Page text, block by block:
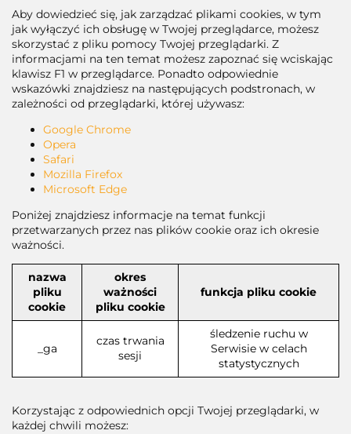
Aby dowiedzieć się, jak zarządzać plikami cookies, w tym
jak wyłączyć ich obsługę w Twojej przeglądarce, możesz
skorzystać z pliku pomocy Twojej przeglądarki. Z
informacjami na ten temat możesz zapoznać się wciskając
klawisz F1 w przeglądarce. Ponadto odpowiednie
wskazówki znajdziesz na następujących podstronach, w
zależności od przeglądarki, której używasz:
Google Chrome
Opera
Safari
Mozilla Firefox
Microsoft Edge
Poniżej znajdziesz informacje na temat funkcji
przetwarzanych przez nas plików cookie oraz ich okresie
ważności.
nazwa
pliku
cookie
okres
ważności
pliku cookie
funkcja pliku cookie
_ga
czas trwania
sesji
śledzenie ruchu w
Serwisie w celach
statystycznych
Korzystając z odpowiednich opcji Twojej przeglądarki, w
każdej chwili możesz: